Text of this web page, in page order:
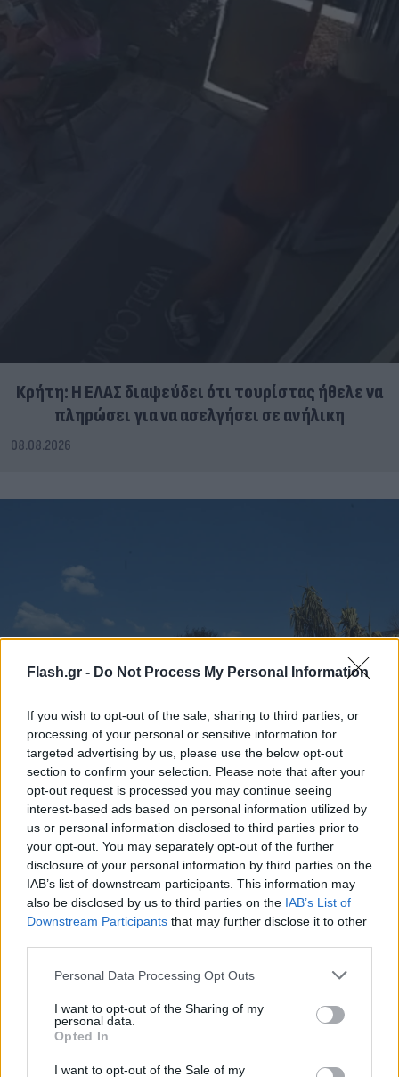
Flash.gr - Do Not Process My Personal Information
If you wish to opt-out of the sale, sharing to third parties, or
processing of your personal or sensitive information for
targeted advertising by us, please use the below opt-out
section to confirm your selection. Please note that after your
opt-out request is processed you may continue seeing
interest-based ads based on personal information utilized by
us or personal information disclosed to third parties prior to
your opt-out. You may separately opt-out of the further
disclosure of your personal information by third parties on the
IAB’s list of downstream participants. This information may
also be disclosed by us to third parties on the IAB’s List of
Downstream Participants that may further disclose it to other
Please note that this website/app uses one or more Google
not limited to your visit or usage behaviour. You may click to
grant or deny consent to Google and its third-party tags to
use your data for below specified purposes in below Google
consent section.
Personal Data Processing Opt Outs
I want to opt-out of the Sharing of my
personal data.
Opted In
I want to opt-out of the Sale of my
Κρήτη: Η ΕΛΑΣ διαψεύδει ότι τουρίστας ήθελε να
πληρώσει για να ασελγήσει σε ανήλικη
08.08.2026
Απόγνωση στο Πόρτο Γερμενό: «Δεν έχει μείνει
τίποτε, ό,τι βλέπεις το έφτιαξα με τα χέρια μου»